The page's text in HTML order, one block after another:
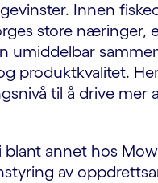
Innen
store næringer,
umiddelbar
produktkvalitet.
til å drive mer
blant annet hos
av